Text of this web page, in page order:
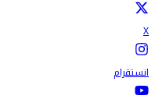
X
انستقرام